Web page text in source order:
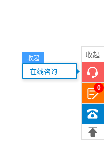
收起
收起
在线咨询
0